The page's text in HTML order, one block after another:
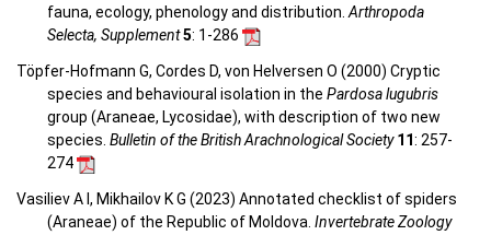
fauna, ecology, phenology and distribution.Arthropoda
Selecta, Supplement5: 1-286
Töpfer-Hofmann G, Cordes D, von Helversen O (2000) Cryptic
species and behavioural isolation in the Pardosa lugubris
group (Araneae, Lycosidae), with description of two new
species. Bulletin of the British Arachnological Society11: 257-
274
Vasiliev A I, Mikhailov K G (2023) Annotated checklist of spiders
(Araneae) of the Republic of Moldova. Invertebrate Zoology